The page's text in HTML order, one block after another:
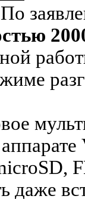
даже